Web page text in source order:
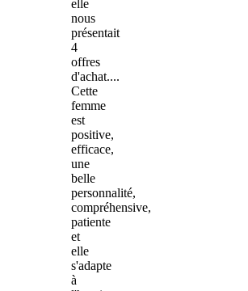
elle
nous
présentait
4
offres
d'achat....
Cette
femme
est
positive,
efficace,
une
belle
personnalité,
compréhensive,
patiente
et
elle
s'adapte
à